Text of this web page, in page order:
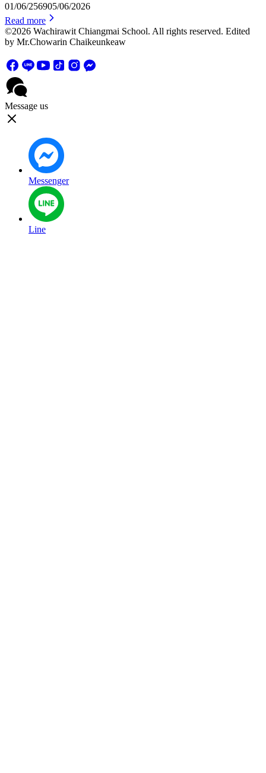
01/06/256905/06/2026
Read more
©2026 Wachirawit Chiangmai School. All rights reserved. Edited
by Mr.Chowarin Chaikeunkeaw
Message us
Messenger
Line